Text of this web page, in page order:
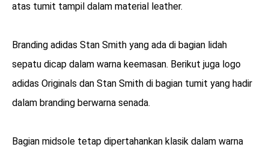
atas tumit tampil dalam material leather.
Branding adidas Stan Smith yang ada di bagian lidah
sepatu dicap dalam warna keemasan. Berikut juga logo
adidas Originals dan Stan Smith di bagian tumit yang hadir
dalam branding berwarna senada.
Bagian midsole tetap dipertahankan klasik dalam warna